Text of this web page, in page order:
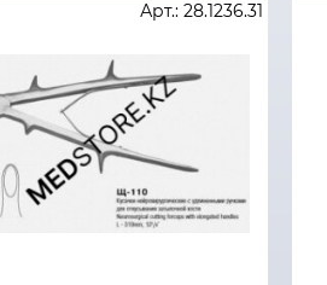
Арт.: 28.1236.31